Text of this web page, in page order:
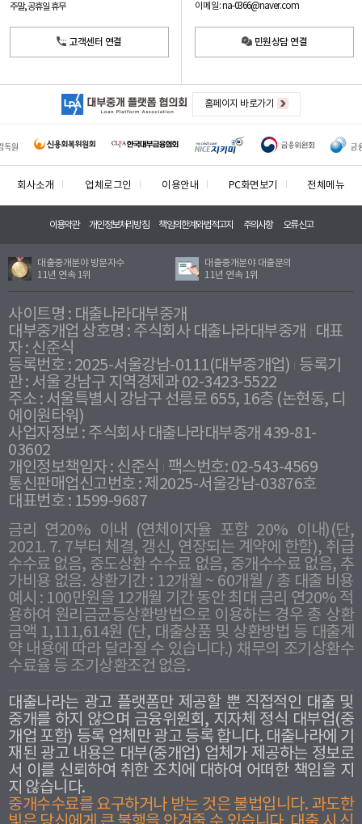
주말, 공휴일 휴무
고객센터 연결
이메일: na-0366@naver.com
민원상담 연결
홈페이지 바로가기
회사소개 업체로그인 이용안내 PC화면보기 전체메뉴
이용약관 개인정보처리방침 책임의한계와법적고지 주의사항 오류신고
대출중개분야 방문자수
11년 연속 1위
대출중개분야 대출문의
11년 연속 1위
사이트명 : 대출나라대부중개
대부중개업 상호명 : 주식회사 대출나라대부중개
대표
자 : 신준식
등록번호 : 2025-서울강남-0111(대부중개업) 등록기
관 : 서울 강남구 지역경제과 02-3423-5522
주소 : 서울특별시 강남구 선릉로 655, 16층 (논현동, 디
에이원타워)
사업자정보 : 주식회사 대출나라대부중개 439-81-
03602
개인정보책임자 : 신준식
팩스번호: 02-543-4569
통신판매업신고번호 : 제2025-서울강남-03876호
대표번호 : 1599-9687
금리 연20% 이내 (연체이자율 포함 20% 이내)(단,
2021. 7. 7부터 체결, 갱신, 연장되는 계약에 한함), 취급
수수료 없음, 중도상환 수수료 없음, 중개수수료 없음, 추
가비용 없음. 상환기간 : 12개월 ~ 60개월 / 총 대출 비용
예시 : 100만원을 12개월 기간 동안 최대 금리 연20% 적
용하여 원리금균등상환방법으로 이용하는 경우 총 상환
금액 1,111,614원 (단, 대출상품 및 상환방법 등 대출계
약 내용에 따라 달라질 수 있습니다.) 채무의 조기상환수
수료율 등 조기상환조건 없음.
대출나라는 광고 플랫폼만 제공할 뿐 직접적인 대출 및
중개를 하지 않으며 금융위원회, 지자체 정식 대부업(중
개업 포함) 등록 업체만 광고 등록 합니다. 대출나라에 기
재된 광고 내용은 대부(중개업) 업체가 제공하는 정보로
서 이를 신뢰하여 취한 조치에 대하여 어떠한 책임을 지
지 않습니다.
중개수수료를 요구하거나 받는 것은 불법입니다. 과도한